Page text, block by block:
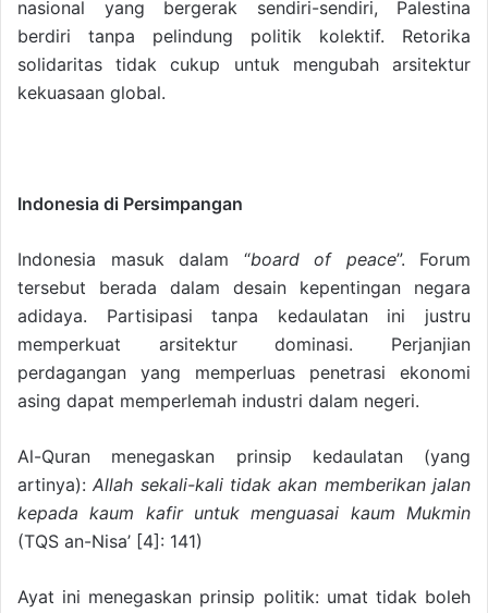
nasional yang bergerak sendiri-sendiri, Palestina
berdiri tanpa pelindung politik kolektif. Retorika
solidaritas tidak cukup untuk mengubah arsitektur
kekuasaan global.
Indonesia di Persimpangan
Indonesia masuk dalam “board of peace”. Forum
tersebut berada dalam desain kepentingan negara
adidaya. Partisipasi tanpa kedaulatan ini justru
memperkuat arsitektur dominasi. Perjanjian
perdagangan yang memperluas penetrasi ekonomi
asing dapat memperlemah industri dalam negeri.
Al-Quran menegaskan prinsip kedaulatan (yang
artinya):Allah sekali-kali tidak akan memberikan jalan
kepada kaum kafir untuk menguasai kaum Mukmin
(TQS an-Nisa’ [4]: 141)
Ayat ini menegaskan prinsip politik: umat tidak boleh